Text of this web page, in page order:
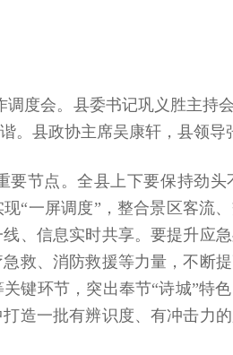
度会。县委书记巩义胜主持
县政协主席吴康轩，县领导
节点。全县上下要保持劲
“一屏调度”，整合景区客流
、信息实时共享。要提升应
救、消防救援等力量，不断
键环节，突出奉节“诗城”特
造一批有辨识度、有冲击力